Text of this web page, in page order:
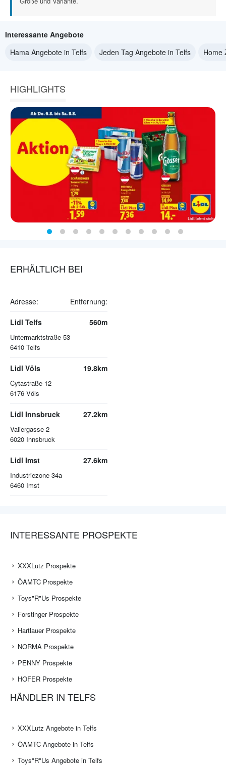
Interessante Angebote
Hama Angebote in Telfs
Jeden Tag Angebote in Telfs Home
HIGHLIGHTS
ERHÄLTLICH BEI
Adresse: Entfernung:
Lidl Telfs
Untermarktstraße 53
6410 Telfs
560m
Lidl Völs
Cytastraße 12
6176 Völs
19.8km
Lidl Innsbruck
Valiergasse 2
6020 Innsbruck
27.2km
Lidl Imst
Industriezone 34a
6460 Imst
27.6km
INTERESSANTE PROSPEKTE
XXXLutz Prospekte
ÖAMTC Prospekte
Toys"R"Us Prospekte
Forstinger Prospekte
Hartlauer Prospekte
NORMA Prospekte
PENNY Prospekte
HOFER Prospekte
HÄNDLER IN TELFS
XXXLutz Angebote in Telfs
ÖAMTC Angebote in Telfs
Toys"R"Us Angebote in Telfs